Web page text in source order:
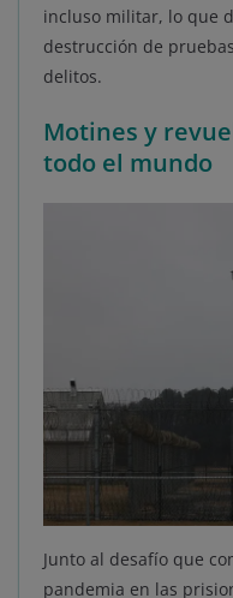
incluso militar, lo que
destrucción de
delitos.
Motines y
todo el mundo
Junto al desafío que
pandemia en las